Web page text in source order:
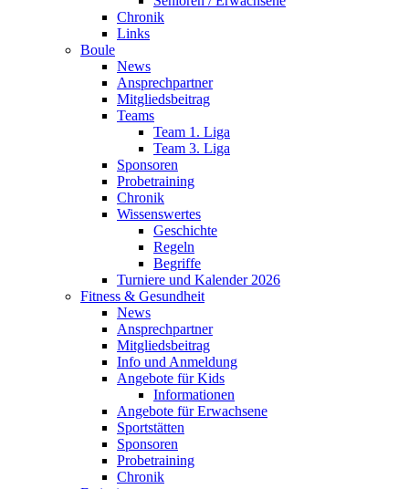
Chronik
Links
Boule
News
Ansprechpartner
Mitgliedsbeitrag
Teams
Team 1. Liga
Team 3. Liga
Sponsoren
Probetraining
Chronik
Wissenswertes
Geschichte
Regeln
Begriffe
Turniere und Kalender 2026
Fitness & Gesundheit
News
Ansprechpartner
Mitgliedsbeitrag
Info und Anmeldung
Angebote für Kids
Informationen
Angebote für Erwachsene
Sportstätten
Sponsoren
Probetraining
Chronik